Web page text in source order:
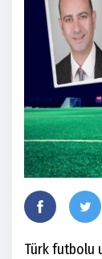
Türk futbolu